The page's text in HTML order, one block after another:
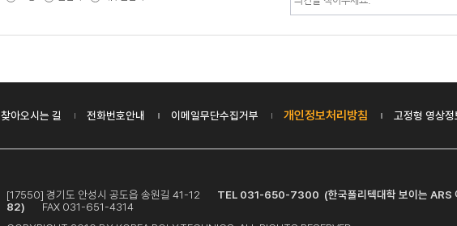
찾아오시는 길 전화번호안내 이메일무단수집거부 개인정보처리방침 고정형 영상
[17550] 경기도 안성시 공도읍 송원길 41-12 TEL 031-650-7300 (한국폴리텍대학 보이는 ARS
82)
FAX 031-651-4314